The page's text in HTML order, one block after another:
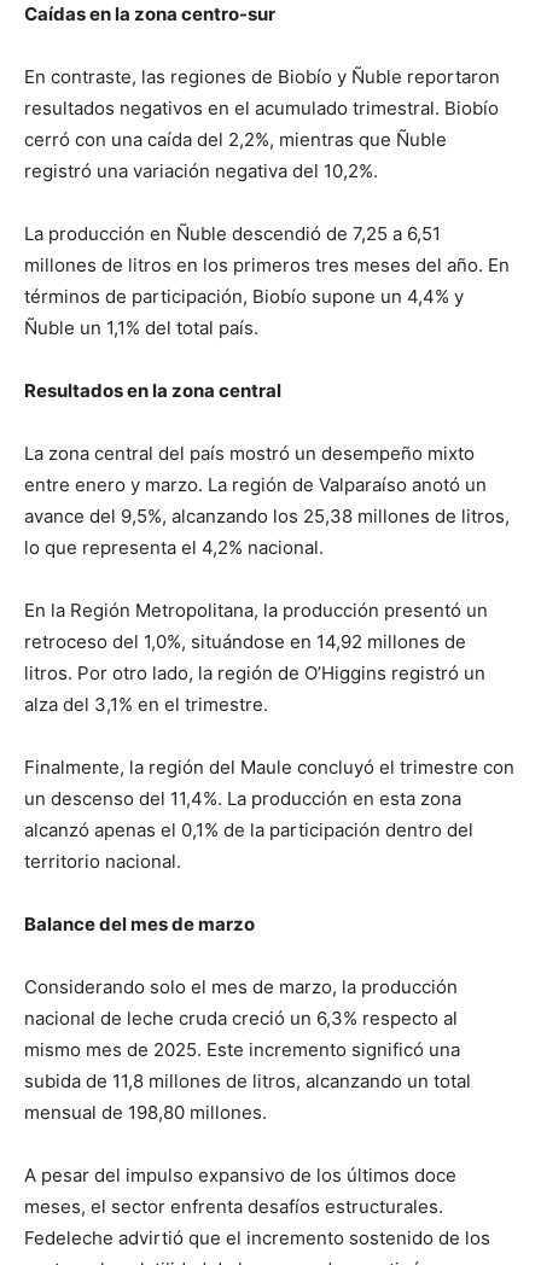
Caídas en la zona centro-sur
En contraste, las regiones de Biobío y Ñuble reportaron
resultados negativos en el acumulado trimestral. Biobío
cerró con una caída del 2,2%, mientras que Ñuble
registró una variación negativa del 10,2%.
La producción en Ñuble descendió de 7,25 a 6,51
millones de litros en los primeros tres meses del año. En
términos de participación, Biobío supone un 4,4% y
Ñuble un 1,1% del total país.
Resultados en la zona central
La zona central del país mostró un desempeño mixto
entre enero y marzo. La región de Valparaíso anotó un
avance del 9,5%, alcanzando los 25,38 millones de litros,
lo que representa el 4,2% nacional.
En la Región Metropolitana, la producción presentó un
retroceso del 1,0%, situándose en 14,92 millones de
litros. Por otro lado, la región de O’Higgins registró un
alza del 3,1% en el trimestre.
Finalmente, la región del Maule concluyó el trimestre con
un descenso del 11,4%. La producción en esta zona
alcanzó apenas el 0,1% de la participación dentro del
territorio nacional.
Balance del mes de marzo
Considerando solo el mes de marzo, la producción
nacional de leche cruda creció un 6,3% respecto al
mismo mes de 2025. Este incremento significó una
subida de 11,8 millones de litros, alcanzando un total
mensual de 198,80 millones.
A pesar del impulso expansivo de los últimos doce
meses, el sector enfrenta desafíos estructurales.
Fedeleche advirtió que el incremento sostenido de los